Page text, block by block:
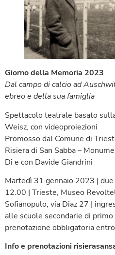
Giorno della Memoria 2023
Dal campo di calcio ad
ebreo e della sua famiglia
Spettacolo teatrale basato
Weisz, con videoproiezioni
Promosso dal Comune di
Risiera di San Sabba –
Di e con Davide Giandrini
Martedì 31 gennaio 2023 |
12.00 | Trieste, Museo
Sofianopulo, via Diaz 27 |
alle scuole secondarie di
prenotazione obbligatoria
Info e prenotazioni